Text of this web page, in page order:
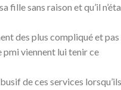
fille sans raison et qu’il
des plus compliqué et pas
pmi viennent lui tenir ce
de ces services lorsqu’ils